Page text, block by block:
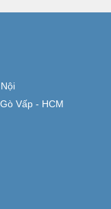
Vấp - HCM